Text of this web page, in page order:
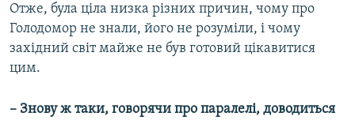
Отже, була ціла низка різних причин, чому про
Голодомор не знали, його не розуміли, і чому
західний світ майже не був готовий цікавитися
цим.
– Знову ж таки, говорячи про паралелі, доводиться